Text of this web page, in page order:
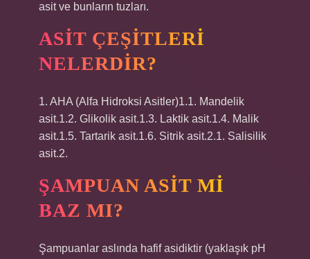
asit ve bunların tuzları.
ASIT ÇEŞITLERI
NELERDIR?
1. AHA (Alfa Hidroksi Asitler)1.1. Mandelik
asit.1.2. Glikolik asit.1.3. Laktik asit.1.4. Malik
asit.1.5. Tartarik asit.1.6. Sitrik asit.2.1. Salisilik
asit.2.
ŞAMPUAN ASIT MI
BAZ MI?
Şampuanlar aslında hafif asidiktir (yaklaşık pH